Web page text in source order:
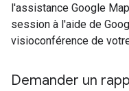
l'assistance Google
session à l'aide de
visioconférence de
Demander un